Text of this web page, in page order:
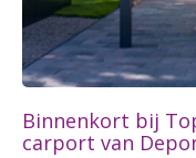
Binnenkort bij
carport van